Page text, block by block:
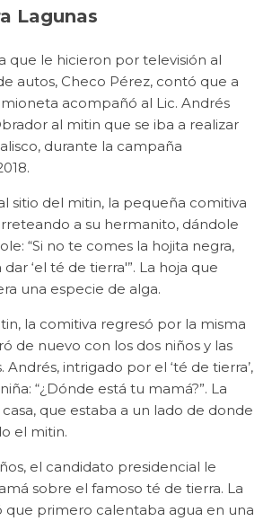
Lagunas
que le hicieron por televisión al
autos, Checo Pérez, contó que a
acompañó al Lic. Andrés
al mitin que se iba a realizar
durante la campaña
sitio del mitin, la pequeña comitiva
a su hermanito, dándole
“Si no te comes la hojita negra,
‘el té de tierra'”. La hoja que
una especie de alga.
la comitiva regresó por la misma
de nuevo con los dos niños y las
Andrés, intrigado por el ‘té de tierra’,
“¿Dónde está tu mamá?”. La
que estaba a un lado de donde
el mitin.
el candidato presidencial le
sobre el famoso té de tierra. La
que primero calentaba agua en una